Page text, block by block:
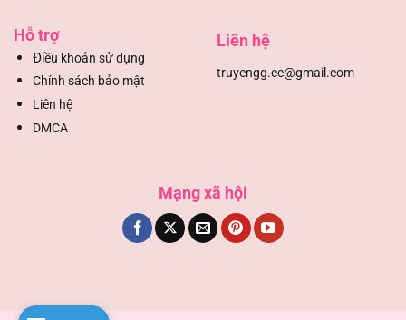
Hỗ trợ
Điều khoản sử dụng
Chính sách bảo mật
Liên hệ
DMCA
Liên hệ
truyengg.cc@gmail.com
Mạng xã hội